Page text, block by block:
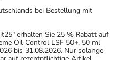
bei Bestellung mit
erhalten Sie 25 % Rabatt auf
Oil Control LSF 50+, 50 ml
bis 31.08.2026. Nur solange